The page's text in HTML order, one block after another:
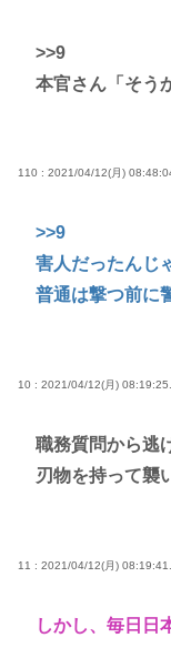
>>9
本官さん「そう
110 : 2021/04/12(月)
>>9
害人だったんじ
普通は撃つ前に
10 : 2021/04/12(月)
職務質問から逃
刃物を持って襲
11 : 2021/04/12(月)
しかし、毎日日